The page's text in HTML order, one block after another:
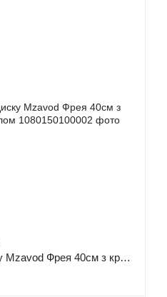
Сковорода з диску Mzavod Фрея 40см з кришкою та чохлом